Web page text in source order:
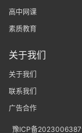
高中网课
素质教育
关于我们
关于我们
联系我们
广告合作
豫ICP备